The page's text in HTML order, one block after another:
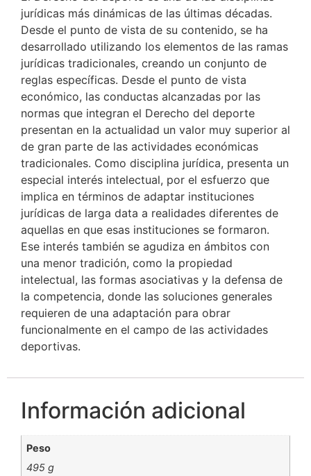
jurídicas más dinámicas de las últimas décadas.
Desde el punto de vista de su contenido, se ha
desarrollado utilizando los elementos de las ramas
jurídicas tradicionales, creando un conjunto de
reglas específicas. Desde el punto de vista
económico, las conductas alcanzadas por las
normas que integran el Derecho del deporte
presentan en la actualidad un valor muy superior al
de gran parte de las actividades económicas
tradicionales. Como disciplina jurídica, presenta un
especial interés intelectual, por el esfuerzo que
implica en términos de adaptar instituciones
jurídicas de larga data a realidades diferentes de
aquellas en que esas instituciones se formaron.
Ese interés también se agudiza en ámbitos con
una menor tradición, como la propiedad
intelectual, las formas asociativas y la defensa de
la competencia, donde las soluciones generales
requieren de una adaptación para obrar
funcionalmente en el campo de las actividades
deportivas.
Información adicional
Peso
495 g